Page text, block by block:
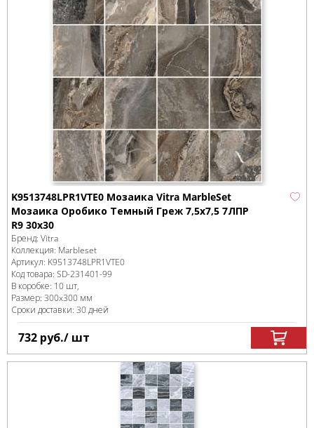
K9513748LPR1VTE0 Мозаика Vitra MarbleSet
Мозаика Оробико Темный Греж 7,5х7,5 7ЛПР
R9 30х30
Бренд: Vitra
Коллекция: Marbleset
Артикул: K9513748LPR1VTE0
Код товара: SD-231401-99
В коробке: 10 шт,
Размер: 300x300 мм
Сроки доставки: 30 дней
732 руб./ шт